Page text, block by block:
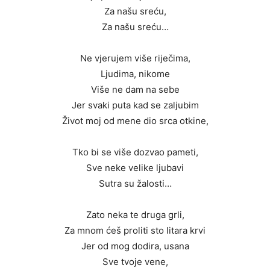
Za našu sreću,
Za našu sreću…
Ne vjerujem više riječima,
Ljudima, nikome
Više ne dam na sebe
Jer svaki puta kad se zaljubim
Život moj od mene dio srca otkine,
Tko bi se više dozvao pameti,
Sve neke velike ljubavi
Sutra su žalosti…
Zato neka te druga grli,
Za mnom ćeš proliti sto litara krvi
Jer od mog dodira, usana
Sve tvoje vene,